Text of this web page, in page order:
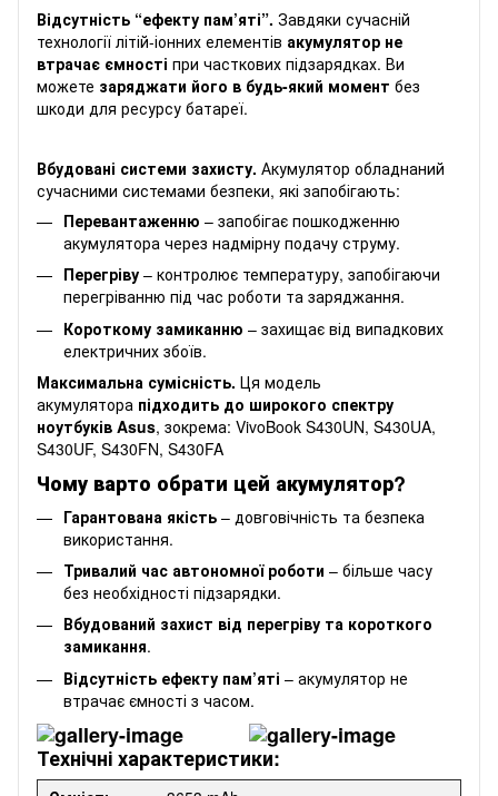
Відсутність “ефекту пам’яті”. Завдяки сучасній
технології літій-іонних елементів акумулятор не
втрачає ємності при часткових підзарядках. Ви
можете заряджати його в будь-який момент без
шкоди для ресурсу батареї.
Вбудовані системи захисту. Акумулятор обладнаний
сучасними системами безпеки, які запобігають:
Перевантаженню – запобігає пошкодженню
акумулятора через надмірну подачу струму.
Перегріву – контролює температуру, запобігаючи
перегріванню під час роботи та заряджання.
Короткому замиканню – захищає від випадкових
електричних збоїв.
Максимальна сумісність. Ця модель
акумулятора підходить до широкого спектру
ноутбуків Asus, зокрема: VivoBook S430UN, S430UA,
S430UF, S430FN, S430FA
Чому варто обрати цей акумулятор?
Гарантована якість – довговічність та безпека
використання.
Тривалий час автономної роботи – більше часу
без необхідності підзарядки.
Вбудований захист від перегріву та короткого
замикання.
Відсутність ефекту пам’яті – акумулятор не
втрачає ємності з часом.
Технічні характеристики: